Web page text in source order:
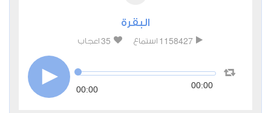
البقرة
1158427 استماع 35 اعجاب
00:00 00:00